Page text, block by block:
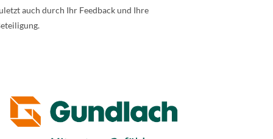
auch durch Ihr Feedback und Ihre